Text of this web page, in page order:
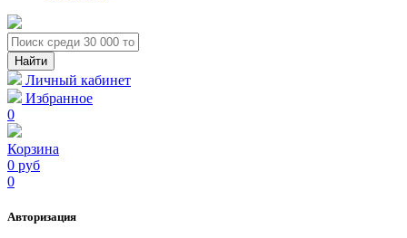
Личный кабинет
Избранное
0
Корзина
0 руб
0
Авторизация